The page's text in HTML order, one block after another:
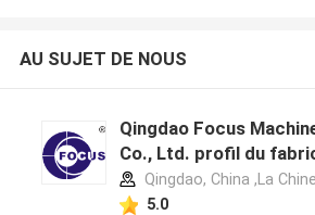
AU SUJET DE NOUS
Qingdao Focus
Co., Ltd. profil du
Qingdao, China ,La Chine
5.0